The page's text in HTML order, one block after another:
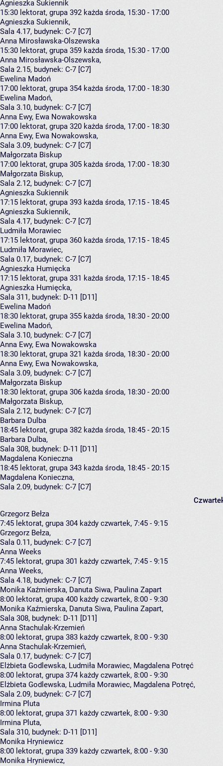
Agnieszka Sukiennik
15:30 lektorat, grupa 392 każda środa, 15:30 - 17:00
Agnieszka Sukiennik,
Sala 4.17, budynek: C-7 [C7]
Anna Mirosławska-Olszewska
15:30 lektorat, grupa 359 każda środa, 15:30 - 17:00
Anna Mirosławska-Olszewska,
Sala 2.15, budynek: C-7 [C7]
Ewelina Madoń
17:00 lektorat, grupa 354 każda środa, 17:00 - 18:30
Ewelina Madoń,
Sala 3.10, budynek: C-7 [C7]
Anna Ewy, Ewa Nowakowska
17:00 lektorat, grupa 320 każda środa, 17:00 - 18:30
Anna Ewy, Ewa Nowakowska,
Sala 3.09, budynek: C-7 [C7]
Małgorzata Biskup
17:00 lektorat, grupa 305 każda środa, 17:00 - 18:30
Małgorzata Biskup,
Sala 2.12, budynek: C-7 [C7]
Agnieszka Sukiennik
17:15 lektorat, grupa 393 każda środa, 17:15 - 18:45
Agnieszka Sukiennik,
Sala 4.17, budynek: C-7 [C7]
Ludmiła Morawiec
17:15 lektorat, grupa 360 każda środa, 17:15 - 18:45
Ludmiła Morawiec,
Sala 0.17, budynek: C-7 [C7]
Agnieszka Humięcka
17:15 lektorat, grupa 331 każda środa, 17:15 - 18:45
Agnieszka Humięcka,
Sala 311, budynek: D-11 [D11]
Ewelina Madoń
18:30 lektorat, grupa 355 każda środa, 18:30 - 20:00
Ewelina Madoń,
Sala 3.10, budynek: C-7 [C7]
Anna Ewy, Ewa Nowakowska
18:30 lektorat, grupa 321 każda środa, 18:30 - 20:00
Anna Ewy, Ewa Nowakowska,
Sala 3.09, budynek: C-7 [C7]
Małgorzata Biskup
18:30 lektorat, grupa 306 każda środa, 18:30 - 20:00
Małgorzata Biskup,
Sala 2.12, budynek: C-7 [C7]
Barbara Dulba
18:45 lektorat, grupa 382 każda środa, 18:45 - 20:15
Barbara Dulba,
Sala 308, budynek: D-11 [D11]
Magdalena Konieczna
18:45 lektorat, grupa 343 każda środa, 18:45 - 20:15
Magdalena Konieczna,
Sala 2.09, budynek: C-7 [C7]
Grzegorz Bełza
7:45 lektorat, grupa 304 każdy czwartek, 7:45 - 9:15
Grzegorz Bełza,
Sala 0.11, budynek: C-7 [C7]
Anna Weeks
7:45 lektorat, grupa 301 każdy czwartek, 7:45 - 9:15
Anna Weeks,
Sala 4.18, budynek: C-7 [C7]
Monika Kaźmierska, Danuta Siwa, Paulina Zapart
8:00 lektorat, grupa 400 każdy czwartek, 8:00 - 9:30
Monika Kaźmierska, Danuta Siwa, Paulina Zapart,
Sala 308, budynek: D-11 [D11]
Anna Stachulak-Krzemień
8:00 lektorat, grupa 383 każdy czwartek, 8:00 - 9:30
Anna Stachulak-Krzemień,
Sala 0.17, budynek: C-7 [C7]
Elżbieta Godlewska, Ludmiła Morawiec, Magdalena Potręć
8:00 lektorat, grupa 374 każdy czwartek, 8:00 - 9:30
Elżbieta Godlewska, Ludmiła Morawiec, Magdalena Potręć,
Sala 2.09, budynek: C-7 [C7]
Irmina Pluta
8:00 lektorat, grupa 371 każdy czwartek, 8:00 - 9:30
Irmina Pluta,
Sala 310, budynek: D-11 [D11]
Monika Hryniewicz
8:00 lektorat, grupa 339 każdy czwartek, 8:00 - 9:30
Monika Hryniewicz,